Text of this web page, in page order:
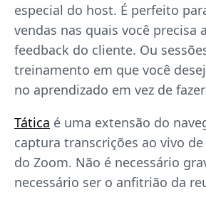
especial do host. É perfeito
vendas nas quais você precisa
feedback do cliente. Ou
treinamento em que você
no aprendizado em vez de
Tática é uma extensão do
captura transcrições ao vivo
do Zoom. Não é necessário
necessário ser o anfitrião da